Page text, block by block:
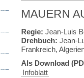
MAUERN
Regie: Jean-Luis
Drehbuch: Jean-
Frankreich,
Als Download
Infoblatt